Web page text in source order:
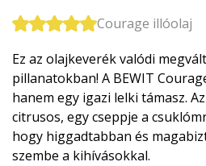
Courage illóolaj
Ez az olajkeverék valódi
pillanatokban! A BEWIT
hanem egy igazi lelki támasz.
citrusos, egy cseppje a
hogy higgadtabban és
szembe a kihívásokkal.